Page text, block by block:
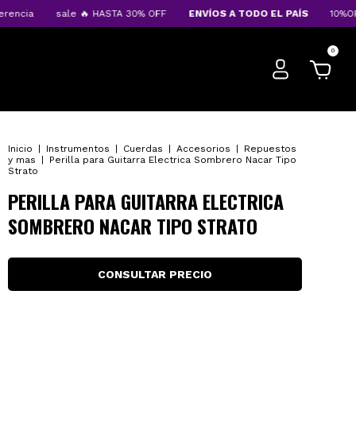
sale 🔥 HASTA 30% OFF ENVÍOS A TODO EL PAÍS 10%OFF
0
Inicio Instrumentos Cuerdas Accesorios
Repuestos
y mas
Perilla para Guitarra Electrica Sombrero Nacar Tipo
Strato
PERILLA PARA GUITARRA ELECTRICA
SOMBRERO NACAR TIPO STRATO